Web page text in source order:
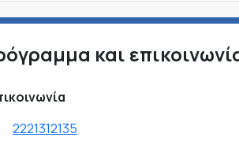
και
2221312135